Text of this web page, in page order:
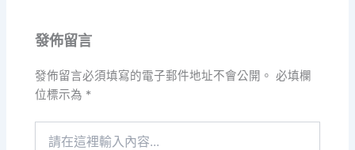
發佈留言
發佈留言必須填寫的電子郵件地址不會公開。 必填欄
位標示為 *